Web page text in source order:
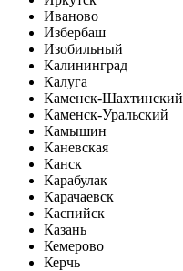
Иваново
Избербаш
Изобильный
Калининград
Калуга
Каменск-Шахтинский
Каменск-Уральский
Камышин
Каневская
Канск
Карабулак
Карачаевск
Каспийск
Казань
Кемерово
Керчь